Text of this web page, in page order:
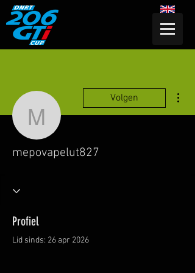
mepovapelut827
Volgen
mepovapelut827
Profiel
Lid sinds: 26 apr 2026